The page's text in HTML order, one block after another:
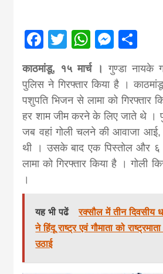
news,
Facebook
Twitter
काठमांडू, १५ मार्च । गुण्डा नायके
पुलिस ने गिरफ्तार किया है ।
पशुपति भिजन से लामा को गिरफ्तार
हर शाम जीम करने के लिए जाते थे ।
जब वहां गोली चलने की आवाजा आई,
थी । उसके बाद एक पिस्तोल और ६
लामा को गिरफ्तार किया है । गोली
।
यह भी पढें
रक्सौल में तीन दिवसीय
ने हिंदू राष्ट्र एवं गौमाता को
उठाई